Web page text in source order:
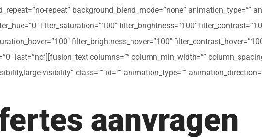
repeat” background_blend_mode=”none” animation_type=””
filter_saturation=”100″ filter_brightness=”100″
filter_brightness_hover=”100″
last=”no”][fusion_text columns=”” column_min_width=””
visibility” class=”” id=”” animation_type=””
aanvragen